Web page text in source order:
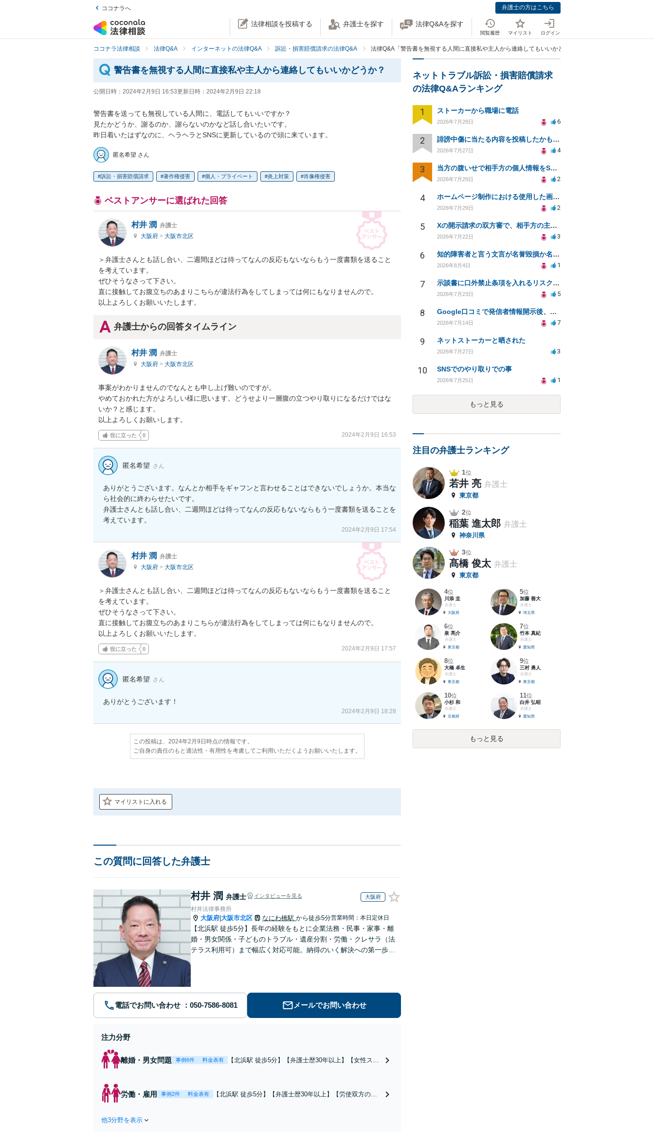
ココナラへ 弁護士の方はこちら
法律相談を投稿する 弁護士を探す 法律Q&Aを探す
閲覧履歴 マイリスト ログイン
ココナラ法律相談 法律Q&A インターネットの法律Q&A 訴訟・損害賠償請求の法律Q&A 法律Q&A「警告書を無視する人間に直接私や主人から連絡してもいいかどうか？」
警告書を無視する人間に直接私や主人から連絡してもいいかどうか？
公開日時： 2024年2月9日 16:53更新日時： 2024年2月9日 22:18
警告書を送っても無視している人間に、電話してもいいですか？
見たかどうか、謝るのか、謝らないのかなど話し合いたいです。
昨日着いたはずなのに、ヘラヘラとSNSに更新しているので頭に来ています。
匿名希望 さん
訴訟・損害賠償請求 著作権侵害 個人・プライベート 炎上対策 肖像権侵害
ベストアンサーに選ばれた回答
村井 潤 弁護士
大阪府 > 大阪市北区
＞弁護士さんとも話し合い、二週間ほどは待ってなんの反応もないならもう一度書類を送ること
を考えています。
ぜひそうなさって下さい。
直に接触してお腹立ちのあまりこちらが違法行為をしてしまっては何にもなりませんので。
以上よろしくお願いいたします。
弁護士からの回答タイムライン
村井 潤 弁護士
大阪府 > 大阪市北区
事案がわかりませんのでなんとも申し上げ難いのですが。
やめておかれた方がよろしい様に思います。どうせより一層腹の立つやり取りになるだけではな
いか？と感じます。
以上よろしくお願いします。
役に立った 0 2024年2月9日 16:53
匿名希望 さん
ありがとうございます。なんとか相手をギャフンと言わせることはできないでしょうか。本当な
ら社会的に終わらせたいです。
弁護士さんとも話し合い、二週間ほどは待ってなんの反応もないならもう一度書類を送ることを
考えています。
2024年2月9日 17:54
村井 潤 弁護士
大阪府 > 大阪市北区
＞弁護士さんとも話し合い、二週間ほどは待ってなんの反応もないならもう一度書類を送ること
を考えています。
ぜひそうなさって下さい。
直に接触してお腹立ちのあまりこちらが違法行為をしてしまっては何にもなりませんので。
以上よろしくお願いいたします。
役に立った 0 2024年2月9日 17:57
匿名希望 さん
ありがとうございます！
2024年2月9日 18:28
この投稿は、2024年2月9日時点の情報です。
ご自身の責任のもと適法性・有用性を考慮してご利用いただくようお願いいたします。
マイリストに入れる
この質問に回答した弁護士
村井 潤 弁護士 インタビューを見る 大阪府
村井法律事務所
大阪府 大阪市北区 なにわ橋駅 から徒歩5分営業時間：本日定休日
【北浜駅 徒歩5分】長年の経験をもとに企業法務・民事・家事・離
婚・男女関係・子どものトラブル・遺産分割・労働・クレサラ（法
テラス利用可）まで幅広く対応可能。納得のいく解決への第一歩を
電話でお問い合わせ メールでお問い合わせ
注力分野
離婚・男女問題 事例6件 料金表有
【北浜駅 徒歩5分】【弁護士歴30年以上】【女性スタ
ください。【法テラス利用可】
労働・雇用 事例2件 料金表有
【北浜駅 徒歩5分】【弁護士歴30年以上】【労使双方の対
他3分野を表示
ネットトラブル訴訟・損害賠償請求
の法律Q&Aランキング
1 ストーカーから職場に電話
2026年7月28日 6
2 誹謗中傷に当たる内容を投稿したかもしれない。開示請求や民事刑事裁判に発展しうるのか教えて欲しい。
2026年7月27日 4
3 当方の腹いせで相手方の個人情報をSNSで晒してしまい名誉毀損させてしまったかもしれない
2026年7月29日 2
4 ホームページ制作における使用した画像や文章の著作権について
2026年7月29日 2
5 Xの開示請求の双方審で、相手方の主張が口頭ばかりで把握しきれません
2026年7月22日 3
6 知的障害者と言う文言が名誉毀損か名誉感情の侵害になるか教えてほしい。
2026年8月4日 1
7 示談書に口外禁止条項を入れるリスクはありますか？
2026年7月23日 5
8 Google口コミで発信者情報開示後、損害賠償請求を受けています。示談について相談です。
2026年7月14日 7
9 ネットストーカーと晒された
2026年7月27日 3
10 SNSでのやり取りでの事
2026年7月25日 1
もっと見る
注目の弁護士ランキング
1位
若井 亮 弁護士
東京都
2位
稲葉 進太郎 弁護士
神奈川県
3位
髙橋 俊太 弁護士
東京都
4位
川添 圭
弁護士
大阪府
5位
加藤 善大
弁護士
埼玉県
6位
泉 亮介
弁護士
東京都
7位
竹本 真紀
弁護士
愛知県
8位
大橋 卓生
弁護士
東京都
9位
三村 勇人
弁護士
東京都
10位
小杉 和
弁護士
京都府
11位
白井 弘昭
弁護士
愛知県
もっと見る